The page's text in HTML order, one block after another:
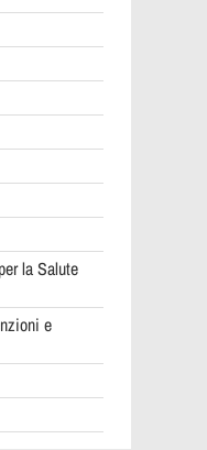
la Salute
e